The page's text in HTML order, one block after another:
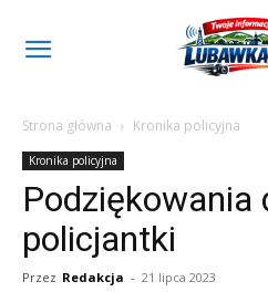
Strona główna Kronika policyjna
Kronika policyjna
Podziękowania
policjantki
Przez Redakcja - 21 lipca 2023